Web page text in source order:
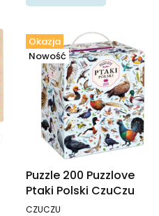
Okazja
Nowość
Puzzle 200 Puzzlove
Ptaki Polski CzuCzu
PRODUCENT
CZUCZU